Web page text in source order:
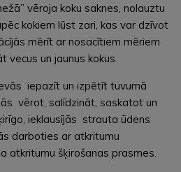
vēroja koku saknes, nolauztu
kokiem lūst zari, kas var dzīvot
mērīt ar nosacītiem mēriem
vecus un jaunus kokus.
iepazīt un izpētīt tuvumā
vērot, salīdzināt, saskatot un
ieklausījās strauta ūdens
darboties ar atkritumu
atkritumu šķirošanas prasmes.